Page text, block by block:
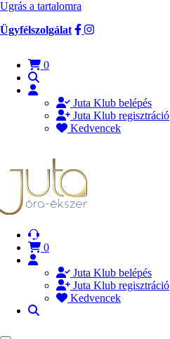
Ugrás a tartalomra
Ügyfélszolgálat
0
Juta Klub belépés
Juta Klub regisztráció
Kedvencek
0
Juta Klub belépés
Juta Klub regisztráció
Kedvencek